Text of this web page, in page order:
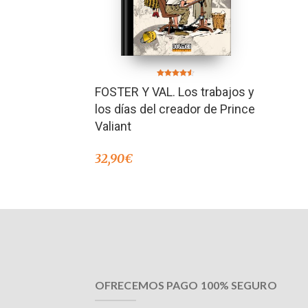
4.50
de 5
FOSTER Y VAL. Los trabajos y
los días del creador de Prince
Valiant
32,90€
OFRECEMOS PAGO 100% SEGURO